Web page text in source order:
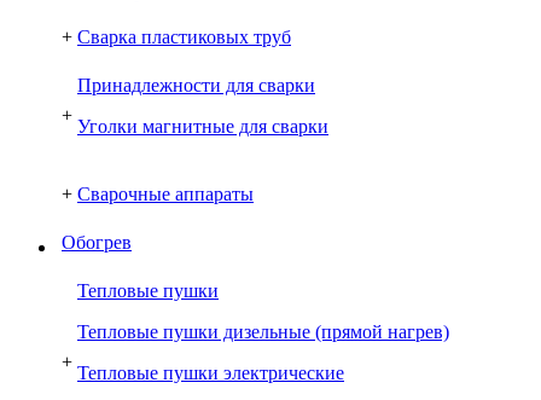
+ Сварка пластиковых труб
+
Принадлежности для сварки
Уголки магнитные для сварки
+ Сварочные аппараты
Обогрев
+
Тепловые пушки
Тепловые пушки дизельные (прямой нагрев)
Тепловые пушки электрические